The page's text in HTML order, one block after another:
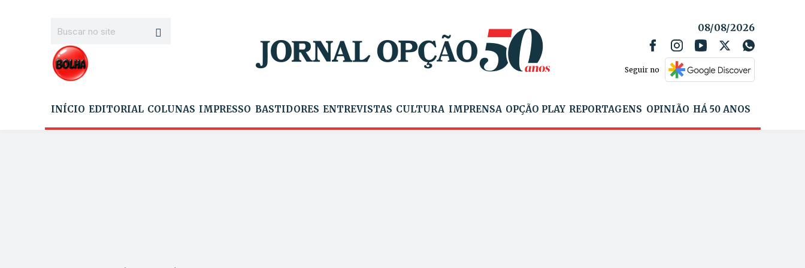
08/08/2026
Seguir no
INÍCIO EDITORIAL COLUNAS IMPRESSO BASTIDORES ENTREVISTAS CULTURA IMPRENSA OPÇÃO PLAY REPORTAGENS OPINIÃO HÁ 50 ANOS